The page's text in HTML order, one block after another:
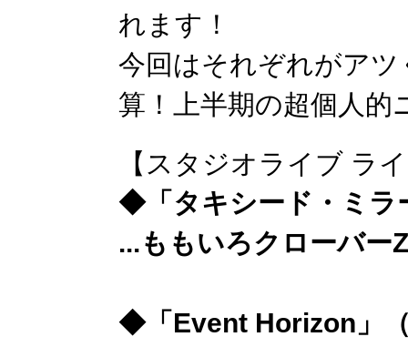
れます！
今回はそれぞれがア
算！上半期の超個人的
【スタジオライブ ラ
◆「タキシード・ミラ
...ももいろクローバーZ
◆「Event Horizon」